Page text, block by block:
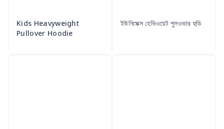
Kids Heavyweight
Pullover Hoodie
ইউনিসেক্স হেভিওয়েট পুলওভার হুডি